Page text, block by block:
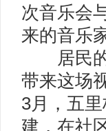
次音乐会
来的音乐
居民的
带来这场
3月，五
建，在社